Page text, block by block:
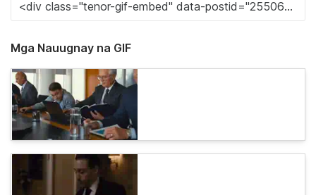
Mga Nauugnay na GIF